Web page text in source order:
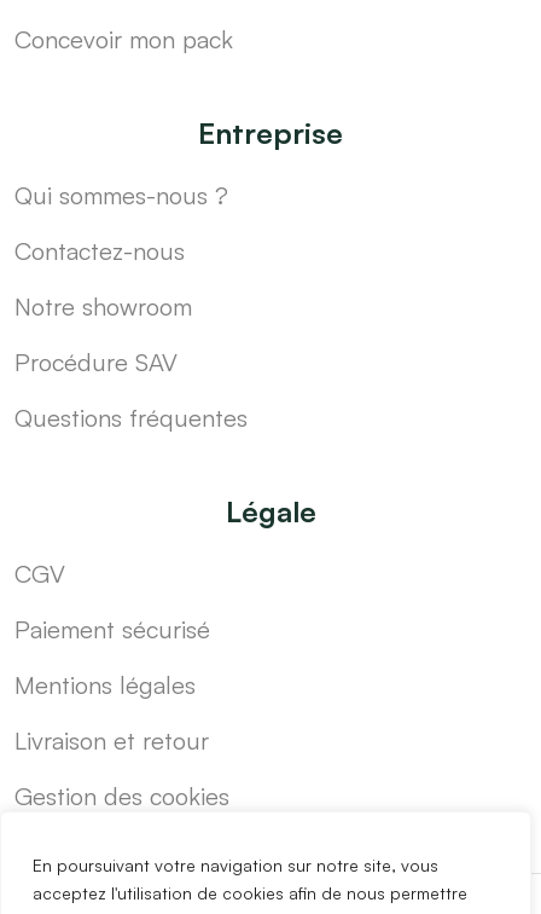
En poursuivant votre navigation sur notre site, vous
acceptez l'utilisation de cookies afin de nous permettre
Concevoir mon pack
Entreprise
Qui sommes-nous ?
Contactez-nous
Notre showroom
Procédure SAV
Questions fréquentes
Légale
CGV
Paiement sécurisé
Mentions légales
Livraison et retour
Gestion des cookies